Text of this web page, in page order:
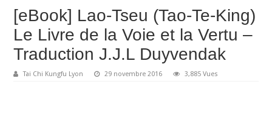
[eBook] Lao-Tseu (Tao-Te-King)
Le Livre de la Voie et la Vertu –
Traduction J.J.L Duyvendak
Tai Chi Kungfu Lyon 29 novembre 2016 3,885 Vues